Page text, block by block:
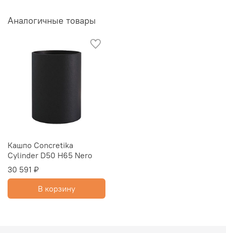
Аналогичные товары
Кашпо Concretika
Cylinder D50 H65 Nero
30 591 ₽
В корзину